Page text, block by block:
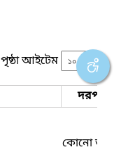
পৃষ্ঠা আইটেম
দরপত্র
কোনো তথ্য